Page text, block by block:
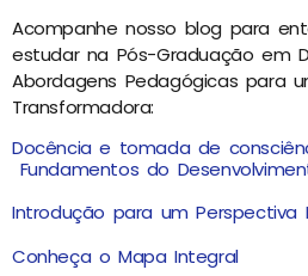
Acompanhe nosso blog para
estudar na Pós-Graduação em
Abordagens Pedagógicas para
Transformadora:
Docência e tomada de
Fundamentos do
Introdução para um Perspectiva
Conheça o Mapa Integral